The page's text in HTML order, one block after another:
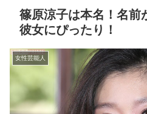
篠原涼子は本名！名前
彼女にぴったり！
女性芸能人